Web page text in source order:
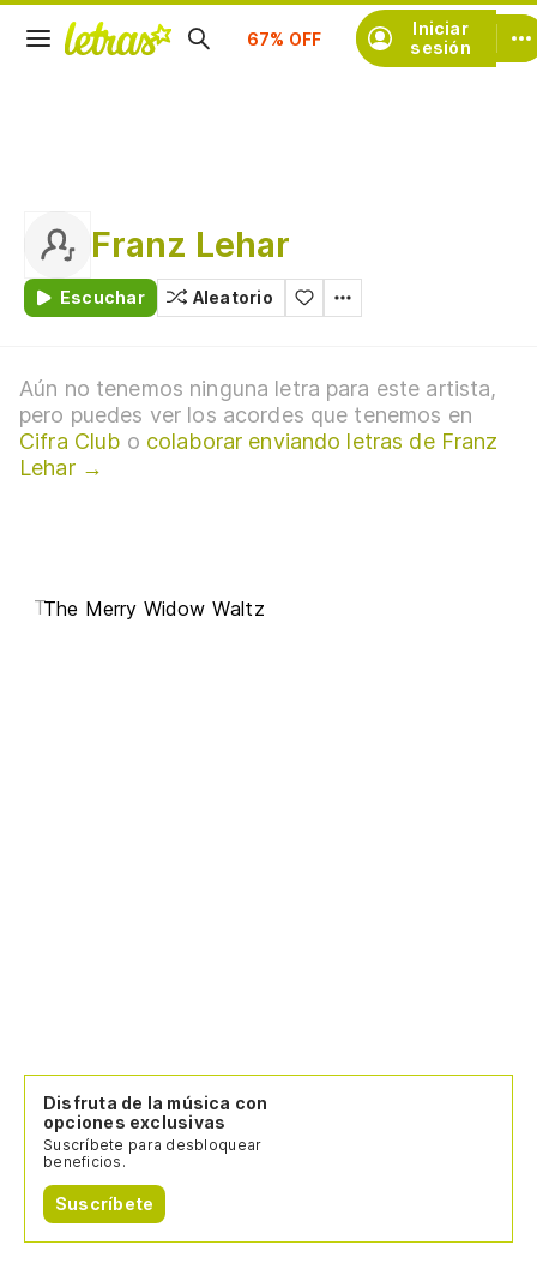
Iniciar
sesión
Suscríbete
Franz Lehar
Escuchar Aleatorio
Aún no tenemos ninguna letra para este artista,
pero puedes ver los acordes que tenemos en
Cifra Club o colaborar enviando letras de Franz
Lehar →
TThe Merry Widow Waltz
Disfruta de la música con
opciones exclusivas
Suscríbete para desbloquear
beneficios.
Suscríbete